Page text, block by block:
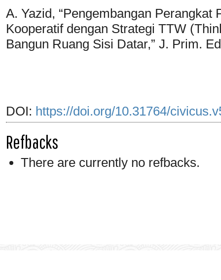
A. Yazid, “Pengembangan
Kooperatif dengan Strategi TTW
Bangun Ruang Sisi Datar,” J. Prim.
DOI: https://doi.org/10.31764/
Refbacks
There are currently no refbacks.